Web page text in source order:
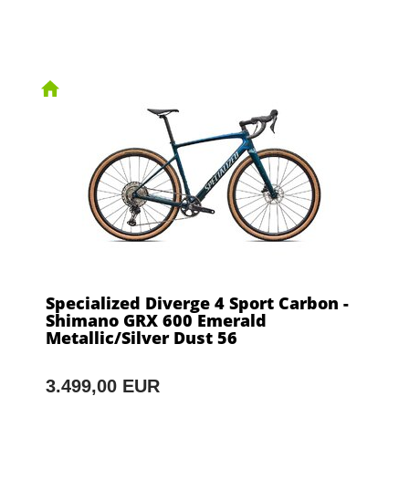
Specialized Diverge 4 Sport Carbon -
Shimano GRX 600 Emerald
Metallic/Silver Dust 56
3.499,00 EUR